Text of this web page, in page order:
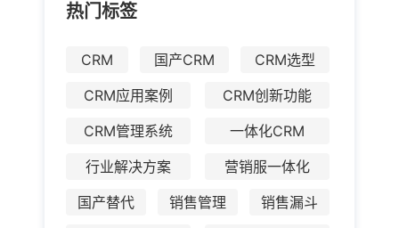
热门标签
CRM 国产CRM
CRM选型
CRM应用案例
CRM创新功能
CRM管理系统
一体化CRM
行业解决方案
营销服一体化
国产替代
销售管理
销售漏斗